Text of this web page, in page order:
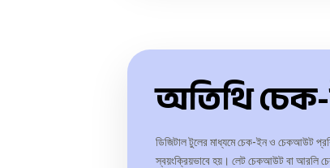
অতিথি
ডিজিটাল টুলের মাধ্যমে চেক-ইন ও চেকআউট
স্বয়ংক্রিয়ভাবে হয়। লেট চেকআউট বা আরলি